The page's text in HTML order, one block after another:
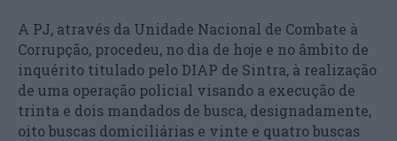
A PJ, através da Unidade Nacional de Combate à
Corrupção, procedeu, no dia de hoje e no âmbito de
inquérito titulado pelo DIAP de Sintra, à realização
de uma operação policial visando a execução de
trinta e dois mandados de busca, designadamente,
oito buscas domiciliárias e vinte e quatro buscas